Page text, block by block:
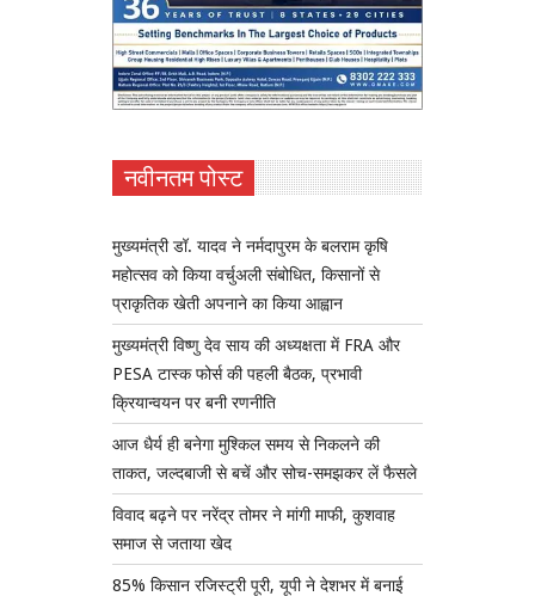
नवीनतम पोस्ट
मुख्यमंत्री डॉ. यादव ने नर्मदापुरम के बलराम कृषि
महोत्सव को किया वर्चुअली संबोधित, किसानों से
प्राकृतिक खेती अपनाने का किया आह्वान
मुख्यमंत्री विष्णु देव साय की अध्यक्षता में FRA और
PESA टास्क फोर्स की पहली बैठक, प्रभावी
क्रियान्वयन पर बनी रणनीति
आज धैर्य ही बनेगा मुश्किल समय से निकलने की
ताकत, जल्दबाजी से बचें और सोच-समझकर लें फैसले
विवाद बढ़ने पर नरेंद्र तोमर ने मांगी माफी, कुशवाह
समाज से जताया खेद
85% किसान रजिस्ट्री पूरी, यूपी ने देशभर में बनाई